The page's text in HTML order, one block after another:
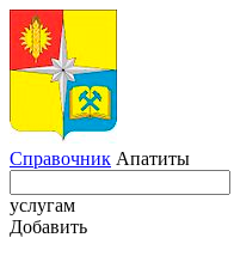
Справочник Апатиты
услугам
Добавить